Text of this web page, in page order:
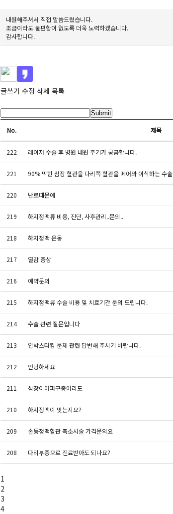
내원해주셔서 직접 말씀드렸습니다.
조금이라도 불편함이 없도록 더욱 노력하겠습니다.
감사합니다.
글쓰기 수정 삭제 목록
Submit
No. 제목
222 레이저 수술 후 병원 내원 주기가 궁금합니다.
221 90% 막힌 심장 혈관을 다리쪽 혈관을 떼어와 이식하는 수술
220 난로때문에
219 하지정맥류 비용, 진단, 사후관리..문의..
218 하지정맥 운동
217 열감 증상
216 예약문의
215 하지정맥류 수술 비용 및 치료기간 문의 드립니다.
214 수술 관련 질문입니다
213 압박스타킹 문제 관련 답변해 주시기 바랍니다.
212 안녕하세요
211 심장이아퍼구종아리도
210 하지정맥이 맞는지요?
209 손등정맥혈관 축소시술 가격문의요
208 다리부종으로 진료받아도 되나요?
1
2
3
4